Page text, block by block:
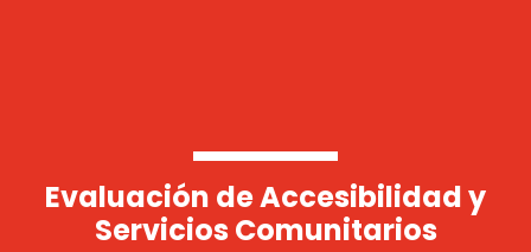
Evaluación de Accesibilidad y
Servicios Comunitarios